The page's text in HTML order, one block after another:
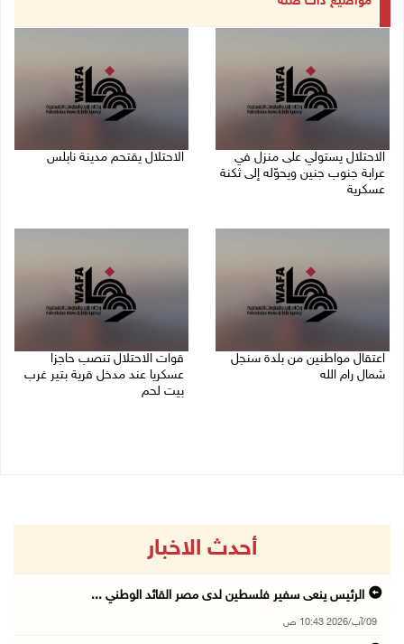
الاحتلال يستولي على منزل في
عرابة جنوب جنين ويحوّله إلى ثكنة
عسكرية
الاحتلال يقتحم مدينة نابلس
اعتقال مواطنين من بلدة سنجل
شمال رام الله
قوات الاحتلال تنصب حاجزا
عسكريا عند مدخل قرية بتير غرب
بيت لحم
أحدث الاخبار
الرئيس ينعى سفير فلسطين لدى مصر القائد الوطني ...
09/آب/2026 10:43 ص